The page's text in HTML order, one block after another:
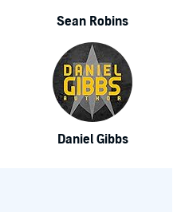
Sean Robins
Daniel Gibbs